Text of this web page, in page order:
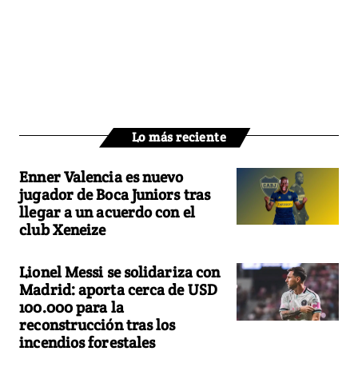
Lo más reciente
Enner Valencia es nuevo
jugador de Boca Juniors tras
llegar a un acuerdo con el
club Xeneize
Lionel Messi se solidariza con
Madrid: aporta cerca de USD
100.000 para la
reconstrucción tras los
incendios forestales